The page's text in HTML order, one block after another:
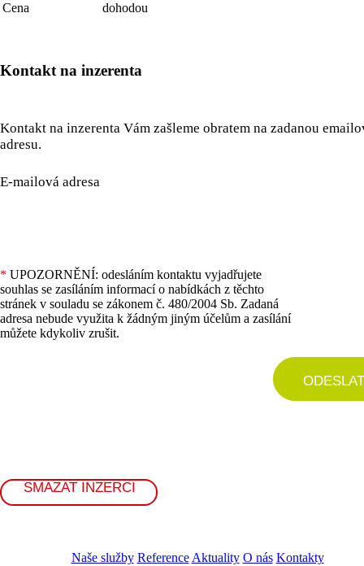
Cena
dohodou
Kontakt na inzerenta
Kontakt na inzerenta Vám zašleme obratem na zadanou
adresu.
E-mailová adresa
* UPOZORNĚNÍ: odesláním kontaktu vyjadřujete
souhlas se zasíláním informací o nabídkách z těchto
stránek v souladu se zákonem č. 480/2004 Sb. Zadaná
adresa nebude využita k žádným jiným účelům a zasílání
můžete kdykoliv zrušit.
ODESLAT
SMAZAT INZERCI
Naše služby Reference Aktuality O nás Kontakty